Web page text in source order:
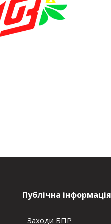
Публічна інформація
Заходи БПР